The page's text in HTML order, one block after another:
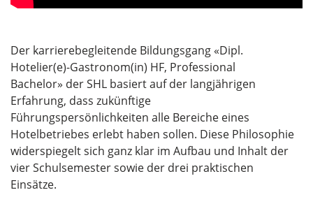
Der karrierebegleitende Bildungsgang «Dipl.
Hotelier(e)-Gastronom(in) HF, Professional
Bachelor» der SHL basiert auf der langjährigen
Erfahrung, dass zukünftige
Führungspersönlichkeiten alle Bereiche eines
Hotelbetriebes erlebt haben sollen. Diese Philosophie
widerspiegelt sich ganz klar im Aufbau und Inhalt der
vier Schulsemester sowie der drei praktischen
Einsätze.